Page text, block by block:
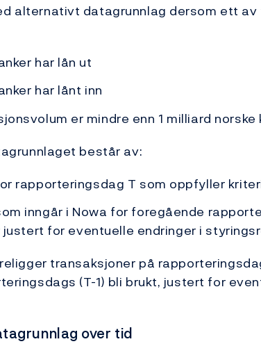
alternativt datagrunnlag dersom ett
har lån ut
har lånt inn
er mindre enn 1 milliard norske
består av:
rapporteringsdag T som oppfyller
inngår i Nowa for foregående
justert for eventuelle endringer i
transaksjoner på
(T-1) bli brukt, justert for
over tid